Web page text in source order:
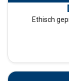
Ethisch